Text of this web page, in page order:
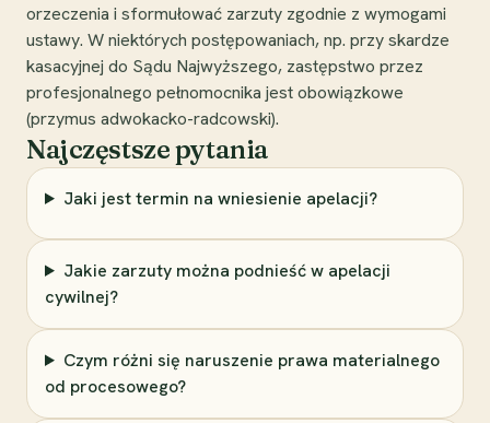
orzeczenia i sformułować zarzuty zgodnie z wymogami
ustawy. W niektórych postępowaniach, np. przy skardze
kasacyjnej do Sądu Najwyższego, zastępstwo przez
profesjonalnego pełnomocnika jest obowiązkowe
(przymus adwokacko-radcowski).
Najczęstsze pytania
Jaki jest termin na wniesienie apelacji?
Jakie zarzuty można podnieść w apelacji
cywilnej?
Czym różni się naruszenie prawa materialnego
od procesowego?